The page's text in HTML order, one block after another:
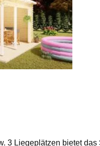
3 Liegeplätzen bietet